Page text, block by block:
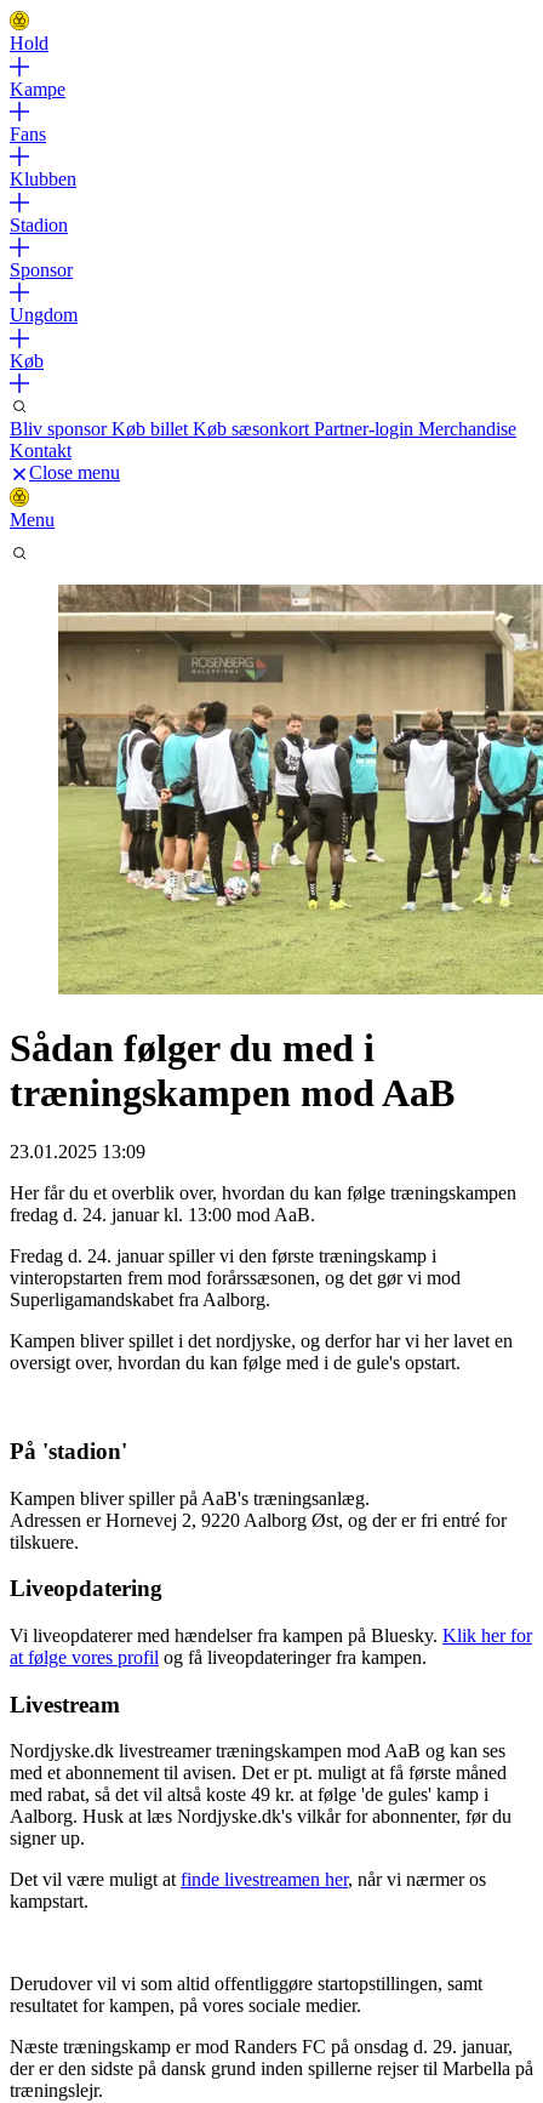
Hold
Kampe
Fans
Klubben
Stadion
Sponsor
Ungdom
Køb
Bliv sponsorKøb billet Køb sæsonkort Partner-login Merchandise
Kontakt
Close menu
Menu
Sådan følger du med i
træningskampen mod AaB
23.01.2025 13:09
Her får du et overblik over, hvordan du kan følge træningskampen
fredag d. 24. januar kl. 13:00 mod AaB.
Fredag d. 24. januar spiller vi den første træningskamp i
vinteropstarten frem mod forårssæsonen, og det gør vi mod
Superligamandskabet fra Aalborg.
Kampen bliver spillet i det nordjyske, og derfor har vi her lavet en
oversigt over, hvordan du kan følge med i de gule's opstart.
På 'stadion'
Kampen bliver spiller på AaB's træningsanlæg.
Adressen er Hornevej 2, 9220 Aalborg Øst, og der er fri entré for
tilskuere.
Liveopdatering
Vi liveopdaterer med hændelser fra kampen på Bluesky. Klik her for
at følge vores profil og få liveopdateringer fra kampen.
Livestream
Nordjyske.dk livestreamer træningskampen mod AaB og kan ses
med et abonnement til avisen. Det er pt. muligt at få første måned
med rabat, så det vil altså koste 49 kr. at følge 'de gules' kamp i
Aalborg. Husk at læs Nordjyske.dk's vilkår for abonnenter, før du
signer up.
Det vil være muligt atfinde livestreamen her, når vi nærmer os
kampstart.
Derudover vil vi som altid offentliggøre startopstillingen, samt
resultatet for kampen, på vores sociale medier.
Næste træningskamp er mod Randers FC på onsdag d. 29. januar,
der er den sidste på dansk grund inden spillerne rejser til Marbella på
træningslejr.